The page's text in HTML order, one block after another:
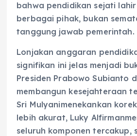
bahwa pendidikan sejati
berbagai pihak, bukan
tanggung jawab pemerintah.
Lonjakan anggaran
signifikan ini jelas menjadi
Presiden Prabowo Subianto
membangun kesejahteraan
Sri Mulyanimenekankan
lebih akurat, Luky
seluruh komponen tercakup,